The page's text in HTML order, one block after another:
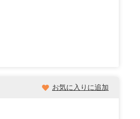
お気に入りに追加